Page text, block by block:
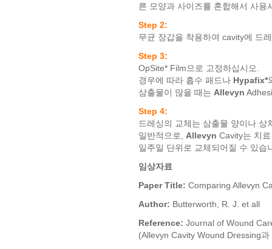
른 모양과 사이즈를 혼합해서 사용
Step 2:
무균 장갑을 착용하여 cavity에 드
Step 3:
OpSite* Film으로 고정하십시오.
경우에 따라 흡수 패드나 Hypafix*
삼출물이 많을 때는 Allevyn
Step 4:
드레싱의 교체는 삼출물 양이나 상
일반적으로, Allevyn Cavity는 치
일주일 단위로 교체되어질 수 있습
임상자료
Paper Title: Comparing Allevyn
Author: Butterworth, R. J. et all
Reference: Journal of Wound
(Allevyn Cavity Wound Dressing